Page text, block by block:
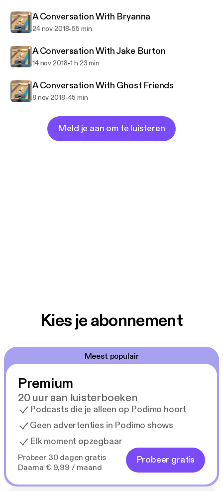
A Conversation With Bryanna
24 nov 2018-55 min
A Conversation With Jake Burton
14 nov 2018-1 h 23 min
A Conversation With Ghost Friends
8 nov 2018-45 min
Meld je aan om te luisteren
Kies je abonnement
Meest populair
Premium
20 uur aan luisterboeken
Podcasts die je alleen op Podimo hoort
Geen advertenties in Podimo shows
Elk moment opzegbaar
Probeer 30 dagen gratis
Daarna € 9,99 / maand
Probeer gratis